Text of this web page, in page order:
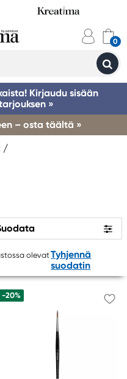
Kirjaudu sisään
»
– osta täältä »
olevatTyhjennä
suodatin
-20%